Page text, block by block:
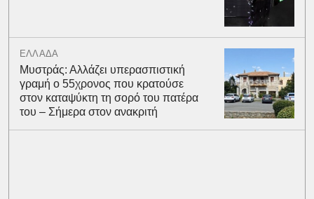
ΕΛΛΑΔΑ
Μυστράς: Αλλάζει υπερασπιστική
γραμή ο 55χρονος που κρατούσε
στον καταψύκτη τη σορό του πατέρα
του – Σήμερα στον ανακριτή